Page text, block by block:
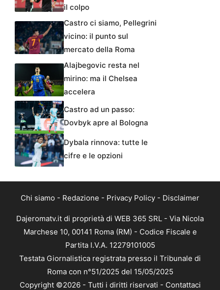
il colpo
Castro ci siamo, Pellegrini
vicino: il punto sul
mercato della Roma
Alajbegovic resta nel
mirino: ma il Chelsea
accelera
Castro ad un passo:
Dovbyk apre al Bologna
Dybala rinnova: tutte le
cifre e le opzioni
Chi siamo - Redazione - Privacy Policy - Disclaimer
Dajeromatv.it di proprietà di WEB 365 SRL - Via Nicola
Marchese 10, 00141 Roma (RM) - Codice Fiscale e
Partita I.V.A. 12279101005
Testata Giornalistica registrata presso il Tribunale di
Roma con n°51/2025 del 15/05/2025
Copyright ©2026 - Tutti i diritti riservati - Contattaci